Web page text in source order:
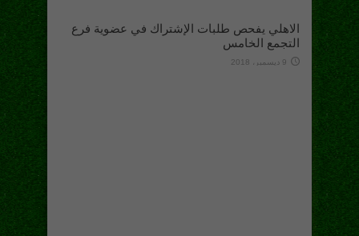
الاهلي يفحص طلبات الإشتراك في عضوية فرع
التجمع الخامس
9 ديسمبر، 2018